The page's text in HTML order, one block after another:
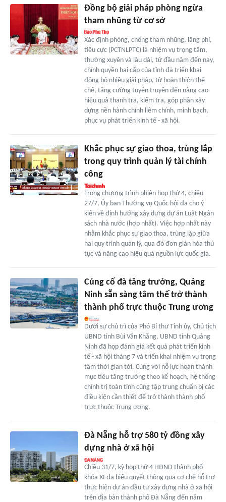
Đồng bộ giải pháp phòng ngừa
tham nhũng từ cơ sở
Xác định phòng, chống tham nhũng, lãng phí,
tiêu cực (PCTNLPTC) là nhiệm vụ trọng tâm,
thường xuyên và lâu dài, từ đầu năm đến nay,
chính quyền hai cấp của tỉnh đã triển khai
đồng bộ nhiều giải pháp, từ hoàn thiện thể
chế, tăng cường tuyên truyền đến nâng cao
hiệu quả thanh tra, kiểm tra, góp phần xây
dựng nền hành chính liêm chính, minh bạch,
phục vụ phát triển kinh tế - xã hội.
Khắc phục sự giao thoa, trùng lắp
trong quy trình quản lý tài chính
công
Trong chương trình phiên họp thứ 4, chiều
27/7, Ủy ban Thường vụ Quốc hội đã cho ý
kiến về định hướng xây dựng dự án Luật Ngân
sách nhà nước (hợp nhất). Việc hợp nhất này
nhằm khắc phục sự giao thoa, trùng lặp giữa
hai quy trình quản lý, qua đó đơn giản hóa thủ
tục và nâng cao hiệu quả nguồn lực quốc gia.
Củng cố đà tăng trưởng, Quảng
Ninh sẵn sàng tâm thế trở thành
thành phố trực thuộc Trung ương
Dưới sự chủ trì của Phó Bí thư Tỉnh ủy, Chủ tịch
UBND tỉnh Bùi Văn Khắng, UBND tỉnh Quảng
Ninh đã họp đánh giá kết quả phát triển kinh
tế - xã hội tháng 7 và triển khai nhiệm vụ trọng
tâm thời gian tới. Cùng với nỗ lực hoàn thành
mục tiêu tăng trưởng theo kế hoạch, hệ thống
chính trị toàn tỉnh cũng tập trung chuẩn bị các
điều kiện cần thiết để trở thành thành phố
trực thuộc Trung ương.
Đà Nẵng hỗ trợ 580 tỷ đồng xây
dựng nhà ở xã hội
Chiều 31/7, kỳ họp thứ 4 HĐND thành phố
khóa XI đã biểu quyết thông qua cơ chế hỗ trợ
thực hiện dự án đầu tư xây dựng nhà ở xã hội
trên địa bàn thành phố Đà Nẵng đến năm